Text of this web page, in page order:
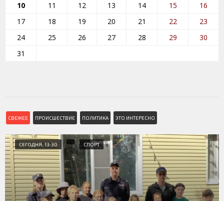
10
11 12 13 14 15
16
17
18 19 20 21 22
23
24
25 26 27 28 29
30
31
СВЕЖЕЕ ПРОИСШЕСТВИЕ ПОЛИТИКА ЭТО ИНТЕРЕСНО
СЕГОДНЯ, 13:30 СПОРТ